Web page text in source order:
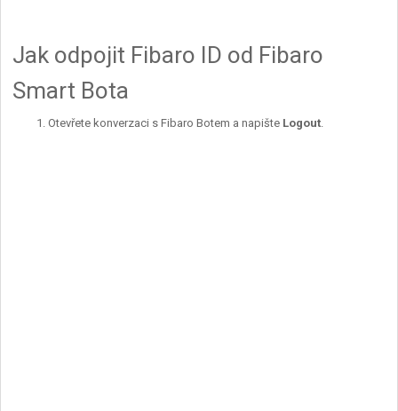
Jak odpojit Fibaro ID od Fibaro
Smart Bota
Otevřete konverzaci s Fibaro Botem a napište Logout